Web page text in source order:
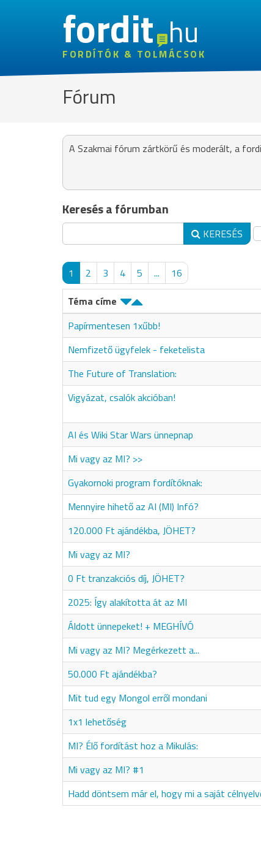
fordithu
FORDÍTÓK & TOLMÁCSOK
Fórum
A Szakmai fórum zártkörű és moderált, a
Keresés a fórumban
KERESÉS
1 2 3 4 5 ... 16
Téma címe
Papírmentesen 1xűbb!
Nemfizető ügyfelek - feketelista
The Future of Translation:
Vigyázat, csalók akcióban!
AI és Wiki Star Wars ünnepnap
Mi vagy az MI? >>
Gyakornoki program fordítóknak:
Mennyire hihető az AI (MI) Infó?
120.000 Ft ajándékba, JÖHET?
Mi vagy az MI?
0 Ft tranzakciós díj, JÖHET?
2025: Így alakította át az MI
Áldott ünnepeket! + MEGHÍVÓ
Mi vagy az MI? Megérkezett a...
50.000 Ft ajándékba?
Mit tud egy Mongol erről mondani
1x1 lehetőség
MI? Élő fordítást hoz a Mikulás:
Mi vagy az MI? #1
Hadd döntsem már el, hogy mi a saját